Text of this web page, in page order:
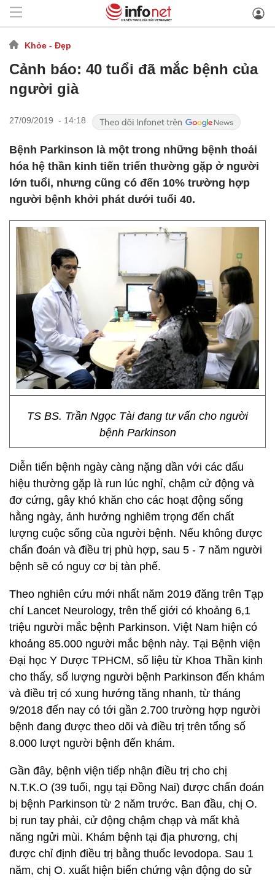
Khỏe - Đẹp
Cảnh báo: 40 tuổi đã mắc bệnh của
người già
27/09/2019 - 14:18
Bệnh Parkinson là một trong những bệnh thoái
hóa hệ thần kinh tiến triển thường gặp ở người
lớn tuổi, nhưng cũng có đến 10% trường hợp
người bệnh khởi phát dưới tuổi 40.
TS BS. Trần Ngọc Tài đang tư vấn cho người
bệnh Parkinson
Diễn tiến bệnh ngày càng nặng dần với các dấu
hiệu thường gặp là run lúc nghỉ, chậm cử động và
đơ cứng, gây khó khăn cho các hoạt động sống
hằng ngày, ảnh hưởng nghiêm trọng đến chất
lượng cuộc sống của người bệnh. Nếu không được
chẩn đoán và điều trị phù hợp, sau 5 - 7 năm người
bệnh sẽ có nguy cơ bị tàn phế.
Theo nghiên cứu mới nhất năm 2019 đăng trên Tạp
chí Lancet Neurology, trên thế giới có khoảng 6,1
triệu người mắc bệnh Parkinson. Việt Nam hiện có
khoảng 85.000 người mắc bệnh này. Tại Bệnh viện
Đại học Y Dược TPHCM, số liệu từ Khoa Thần kinh
cho thấy, số lượng người bệnh Parkinson đến khám
và điều trị có xung hướng tăng nhanh, từ tháng
9/2018 đến nay có tới gần 2.700 trường hợp người
bệnh đang được theo dõi và điều trị trên tổng số
8.000 lượt người bệnh đến khám.
Gần đây, bệnh viện tiếp nhận điều trị cho chị
N.T.K.O (39 tuổi, ngụ tại Đồng Nai) được chẩn đoán
bị bệnh Parkinson từ 2 năm trước. Ban đầu, chị O.
bị run tay phải, cử động chậm chạp và mất khả
năng ngửi mùi. Khám bệnh tại địa phương, chị
được chỉ định điều trị bằng thuốc levodopa. Sau 1
năm, chị O. xuất hiện biến chứng vận động do sử